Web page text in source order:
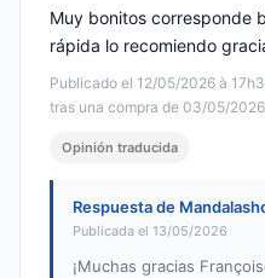
Publicado el 12/05/2026 à
tras una compra de 03/05/2026
Muy bonitos corresponde
rápida lo recomiendo
Opinión traducida
Respuesta de
Publicada el 13/05/2026
¡Muchas gracias